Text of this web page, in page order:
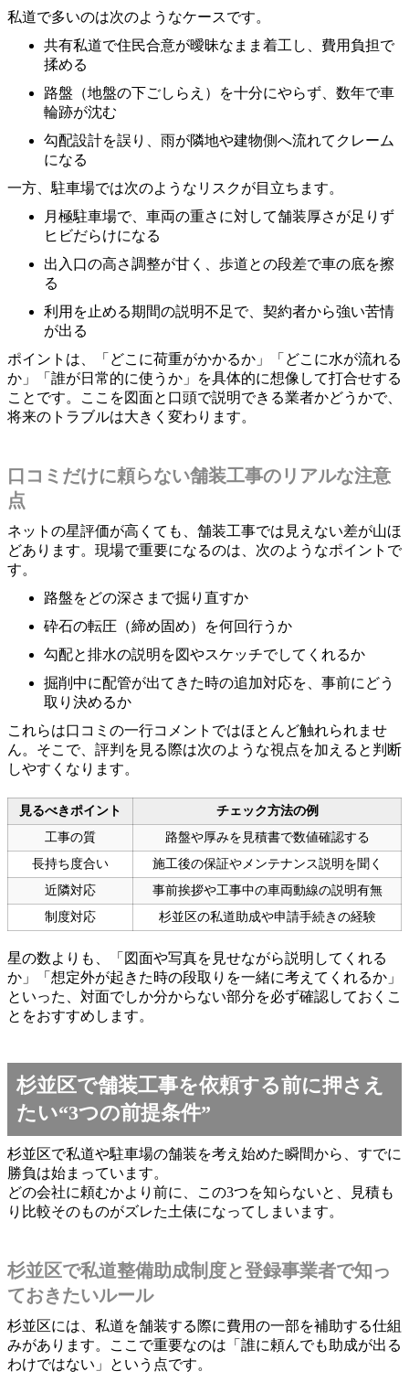
私道で多いのは次のようなケースです。
共有私道で住民合意が曖昧なまま着工し、費用負担で
揉める
路盤（地盤の下ごしらえ）を十分にやらず、数年で車
輪跡が沈む
勾配設計を誤り、雨が隣地や建物側へ流れてクレーム
になる
一方、駐車場では次のようなリスクが目立ちます。
月極駐車場で、車両の重さに対して舗装厚さが足りず
ヒビだらけになる
出入口の高さ調整が甘く、歩道との段差で車の底を擦
る
利用を止める期間の説明不足で、契約者から強い苦情
が出る
ポイントは、「どこに荷重がかかるか」「どこに水が流れる
か」「誰が日常的に使うか」を具体的に想像して打合せする
ことです。ここを図面と口頭で説明できる業者かどうかで、
将来のトラブルは大きく変わります。
口コミだけに頼らない舗装工事のリアルな注意
点
ネットの星評価が高くても、舗装工事では見えない差が山ほ
どあります。現場で重要になるのは、次のようなポイントで
す。
路盤をどの深さまで掘り直すか
砕石の転圧（締め固め）を何回行うか
勾配と排水の説明を図やスケッチでしてくれるか
掘削中に配管が出てきた時の追加対応を、事前にどう
取り決めるか
これらは口コミの一行コメントではほとんど触れられませ
ん。そこで、評判を見る際は次のような視点を加えると判断
しやすくなります。
見るべきポイント
チェック方法の例
工事の質
路盤や厚みを見積書で数値確認する
長持ち度合い
施工後の保証やメンテナンス説明を聞く
近隣対応
事前挨拶や工事中の車両動線の説明有無
制度対応
杉並区の私道助成や申請手続きの経験
星の数よりも、「図面や写真を見せながら説明してくれる
か」「想定外が起きた時の段取りを一緒に考えてくれるか」
といった、対面でしか分からない部分を必ず確認しておくこ
とをおすすめします。
杉並区で舗装工事を依頼する前に押さえ
たい“3つの前提条件”
杉並区で私道や駐車場の舗装を考え始めた瞬間から、すでに
勝負は始まっています。
どの会社に頼むかより前に、この3つを知らないと、見積も
り比較そのものがズレた土俵になってしまいます。
杉並区で私道整備助成制度と登録事業者で知っ
ておきたいルール
杉並区には、私道を舗装する際に費用の一部を補助する仕組
みがあります。ここで重要なのは「誰に頼んでも助成が出る
わけではない」という点です。